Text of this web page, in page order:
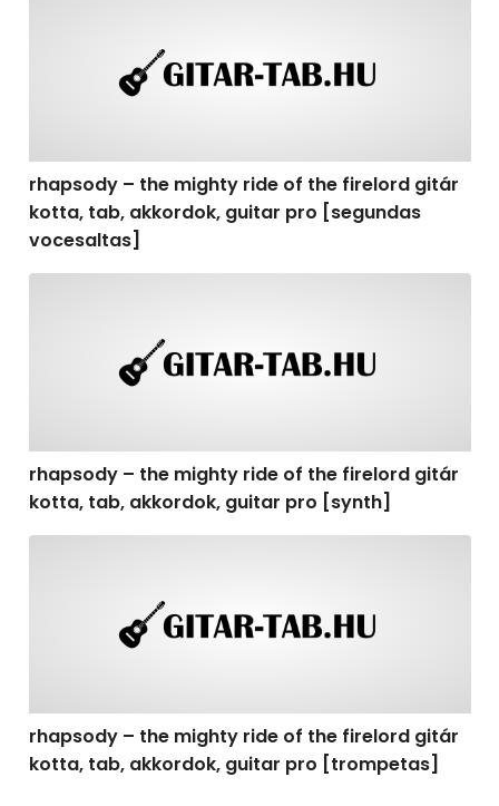
rhapsody – the mighty ride of the firelord gitár
kotta, tab, akkordok, guitar pro [segundas
vocesaltas]
rhapsody – the mighty ride of the firelord gitár
kotta, tab, akkordok, guitar pro [synth]
rhapsody – the mighty ride of the firelord gitár
kotta, tab, akkordok, guitar pro [trompetas]